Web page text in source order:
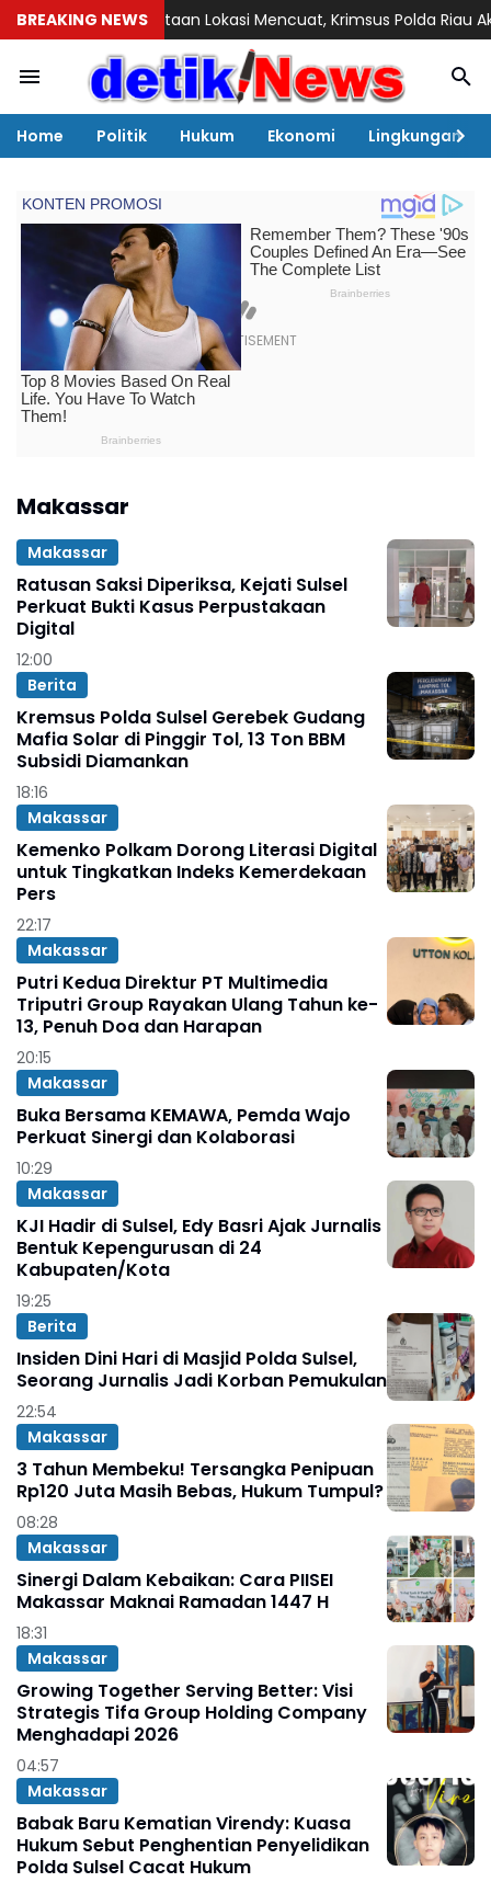
BREAKING NEWS
Perataan Lokasi Mencuat, Krimsus Polda Riau Akan Tinjauan
Home Politik Hukum Ekonomi Lingkungan
Makassar
Makassar
Ratusan Saksi Diperiksa, Kejati Sulsel
Perkuat Bukti Kasus Perpustakaan
Digital
12:00
Berita
Kremsus Polda Sulsel Gerebek Gudang
Mafia Solar di Pinggir Tol, 13 Ton BBM
Subsidi Diamankan
18:16
Makassar
Kemenko Polkam Dorong Literasi Digital
untuk Tingkatkan Indeks Kemerdekaan
Pers
22:17
Makassar
Putri Kedua Direktur PT Multimedia
Triputri Group Rayakan Ulang Tahun ke-
13, Penuh Doa dan Harapan
20:15
Makassar
Buka Bersama KEMAWA, Pemda Wajo
Perkuat Sinergi dan Kolaborasi
10:29
Makassar
KJI Hadir di Sulsel, Edy Basri Ajak Jurnalis
Bentuk Kepengurusan di 24
Kabupaten/Kota
19:25
Berita
Insiden Dini Hari di Masjid Polda Sulsel,
Seorang Jurnalis Jadi Korban Pemukulan
22:54
Makassar
3 Tahun Membeku! Tersangka Penipuan
Rp120 Juta Masih Bebas, Hukum Tumpul?
08:28
Makassar
Sinergi Dalam Kebaikan: Cara PIISEI
Makassar Maknai Ramadan 1447 H
18:31
Makassar
Growing Together Serving Better: Visi
Strategis Tifa Group Holding Company
Menghadapi 2026
04:57
Makassar
Babak Baru Kematian Virendy: Kuasa
Hukum Sebut Penghentian Penyelidikan
Polda Sulsel Cacat Hukum